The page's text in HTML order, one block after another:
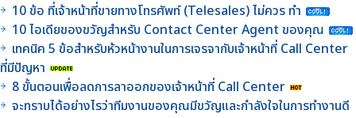
10 ข้อ ที่เจ้าหน้าที่ขายทางโทรศัพท์ (Telesales) ไม่ควร ทำ
10 ไอเดียของขวัญสำหรับ Contact Center Agent ของคุณ
เทคนิค 5 ข้อสำหรับห้วหน้างานในการเจรจากับเจ้าหน้าที่ Call Center
ที่มีปัญหา
8 ขั้นตอนเพื่อลดการลาออกของเจ้าหน้าที่ Call Center
จะทราบได้อย่างไรว่าทีมงานของคุณมีขวัญและกำลังใจในการทำงานดี